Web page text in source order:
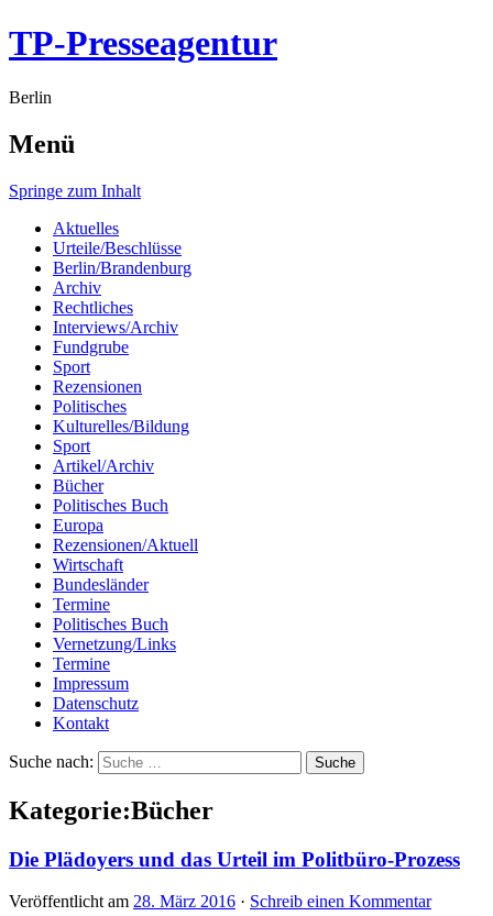
TP-Presseagentur
Berlin
Menü
Springe zum Inhalt
Aktuelles
Urteile/Beschlüsse
Berlin/Brandenburg
Archiv
Rechtliches
Interviews/Archiv
Fundgrube
Sport
Rezensionen
Politisches
Kulturelles/Bildung
Sport
Artikel/Archiv
Bücher
Politisches Buch
Europa
Rezensionen/Aktuell
Wirtschaft
Bundesländer
Termine
Politisches Buch
Vernetzung/Links
Termine
Impressum
Datenschutz
Kontakt
Suche nach:
Kategorie:Bücher
Die Plädoyers und das Urteil im Politbüro-Prozess
Veröffentlicht am 28. März 2016 · Schreib einen Kommentar